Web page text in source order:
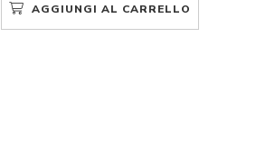
AGGIUNGI AL CARRELLO